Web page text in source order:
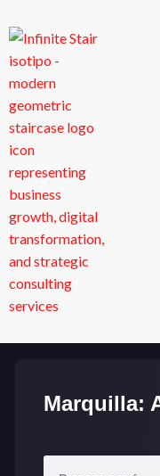
Marquilla: